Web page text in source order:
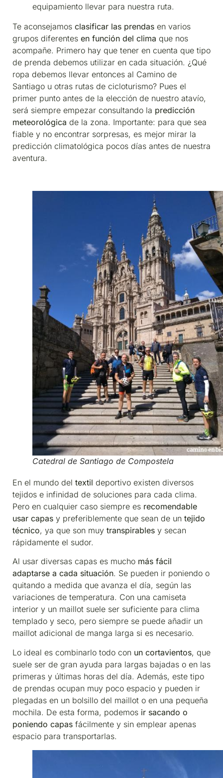
equipamiento llevar para nuestra ruta.
Te aconsejamos clasificar las prendas en varios
grupos diferentes en función del clima que nos
acompañe. Primero hay que tener en cuenta que tipo
de prenda debemos utilizar en cada situación. ¿Qué
ropa debemos llevar entonces al Camino de
Santiago u otras rutas de cicloturismo? Pues el
primer punto antes de la elección de nuestro atavío,
será siempre empezar consultando la predicción
meteorológica de la zona. Importante: para que sea
fiable y no encontrar sorpresas, es mejor mirar la
predicción climatológica pocos días antes de nuestra
aventura.
Catedral de Santiago de Compostela
En el mundo del textil deportivo existen diversos
tejidos e infinidad de soluciones para cada clima.
Pero en cualquier caso siempre es recomendable
usar capas y preferiblemente que sean de un tejido
técnico, ya que son muy transpirables y secan
rápidamente el sudor.
Al usar diversas capas es mucho más fácil
adaptarse a cada situación. Se pueden ir poniendo o
quitando a medida que avanza el día, según las
variaciones de temperatura. Con una camiseta
interior y un maillot suele ser suficiente para clima
templado y seco, pero siempre se puede añadir un
maillot adicional de manga larga si es necesario.
Lo ideal es combinarlo todo con un cortavientos, que
suele ser de gran ayuda para largas bajadas o en las
primeras y últimas horas del día. Además, este tipo
de prendas ocupan muy poco espacio y pueden ir
plegadas en un bolsillo del maillot o en una pequeña
mochila. De esta forma, podemos ir sacando o
poniendo capas fácilmente y sin emplear apenas
espacio para transportarlas.